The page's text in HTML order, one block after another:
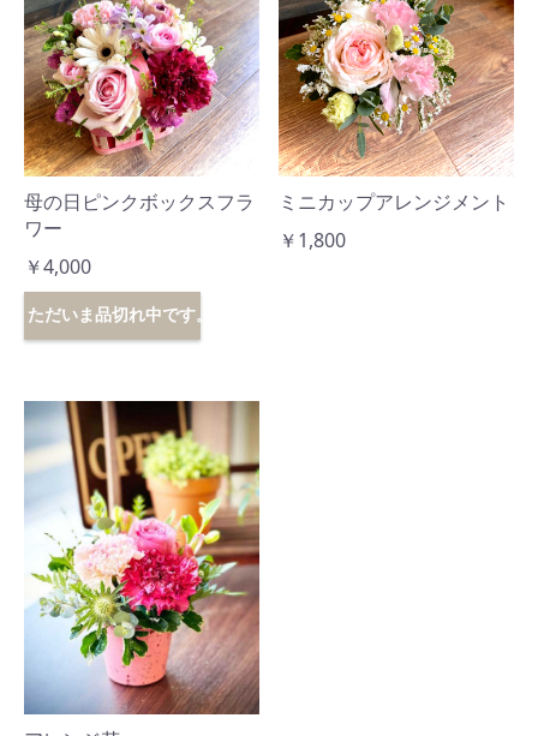
母の日ピンクボックスフラ
ワー
￥4,000
ただいま品切れ中です。
ミニカップアレンジメント
￥1,800